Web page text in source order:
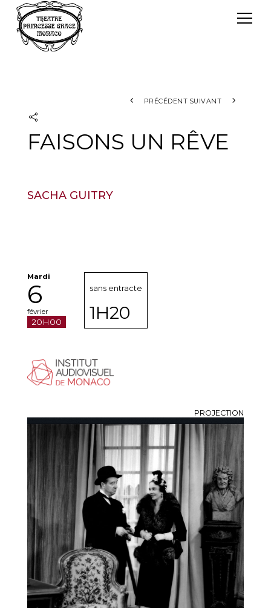
Le TPG
PRÉCÉDENT SUIVANT
FAISONS UN RÊVE
SACHA GUITRY
Mardi
6
février
20H00
sans entracte
1H20
PROJECTION
Panneau de gestion des cookies